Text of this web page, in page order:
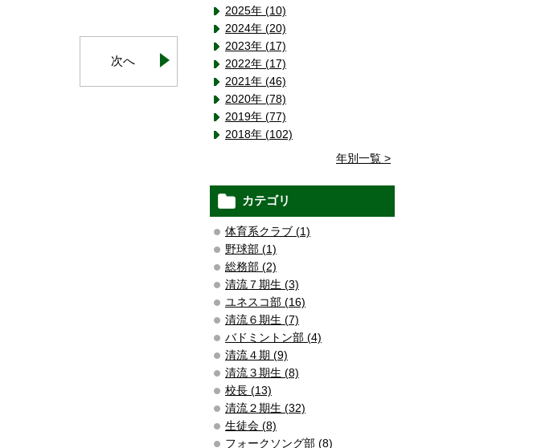
次へ
2025年 (10)
2024年 (20)
2023年 (17)
2022年 (17)
2021年 (46)
2020年 (78)
2019年 (77)
2018年 (102)
年別一覧 >
カテゴリ
体育系クラブ (1)
野球部 (1)
総務部 (2)
清流７期生 (3)
ユネスコ部 (16)
清流６期生 (7)
バドミントン部 (4)
清流４期 (9)
清流３期生 (8)
校長 (13)
清流２期生 (32)
生徒会 (8)
フォークソング部 (8)